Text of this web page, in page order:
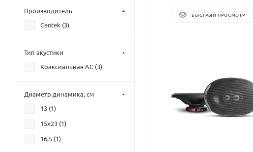
БЫСТРЫЙ ПРОСМОТР
Производитель
Centek (3)
Тип акустики
Коаксиальная АС (3)
Диаметр динамика, см
13 (1)
15х23 (1)
16,5 (1)